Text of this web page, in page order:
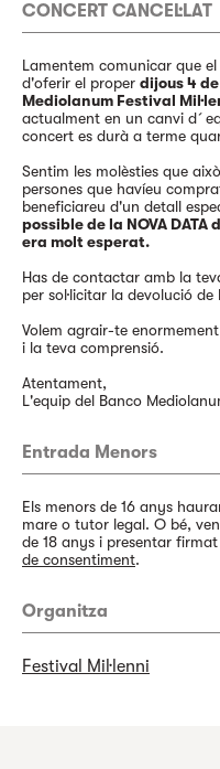
CONCERT CANCEL·LAT
Lamentem comunicar que
d'oferir el proper dijous 4
Mediolanum Festival
actualment en un canvi
concert es durà a terme
Sentim les molèsties que
persones que havíeu
beneficiareu d'un detall
possible de la NOVA
era molt esperat.
Has de contactar amb la
per sol·licitar la devolució
Volem agrair-te
i la teva comprensió.
Atentament,
L'equip del Banco
Entrada Menors
Els menors de 16 anys
mare o tutor legal. O bé,
de 18 anys i presentar
de consentiment.
Organitza
Festival Mil·lenni